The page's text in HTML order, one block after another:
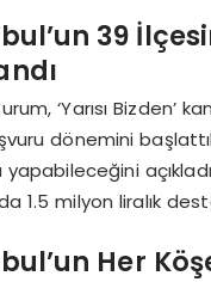
39
‘Yarısı
dönemini
1.5 milyon liralık
Her